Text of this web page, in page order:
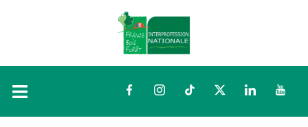
FacebookInstagramTikTokTwitterLinkedIn